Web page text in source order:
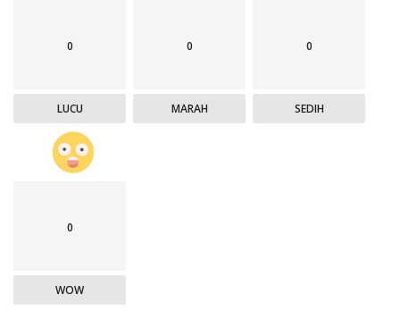
0
LUCU
0
MARAH
0
SEDIH
0
WOW